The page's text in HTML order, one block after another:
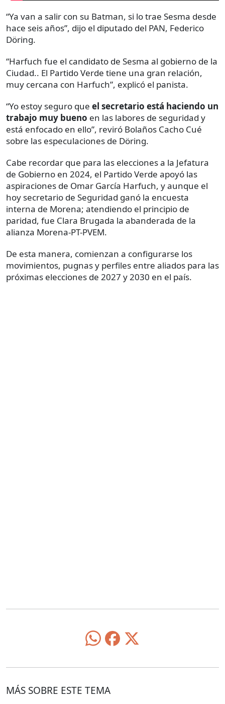
“Ya van a salir con su Batman, si lo trae Sesma desde
hace seis años”, dijo el diputado del PAN, Federico
Döring.
“Harfuch fue el candidato de Sesma al gobierno de la
Ciudad.. El Partido Verde tiene una gran relación,
muy cercana con Harfuch”, explicó el panista.
“Yo estoy seguro que el secretario está haciendo un
trabajo muy bueno en las labores de seguridad y
está enfocado en ello”, reviró Bolaños Cacho Cué
sobre las especulaciones de Döring.
Cabe recordar que para las elecciones a la Jefatura
de Gobierno en 2024, el Partido Verde apoyó las
aspiraciones de Omar García Harfuch, y aunque el
hoy secretario de Seguridad ganó la encuesta
interna de Morena; atendiendo el principio de
paridad, fue Clara Brugada la abanderada de la
alianza Morena-PT-PVEM.
De esta manera, comienzan a configurarse los
movimientos, pugnas y perfiles entre aliados para las
próximas elecciones de 2027 y 2030 en el país.
MÁS SOBRE ESTE TEMA